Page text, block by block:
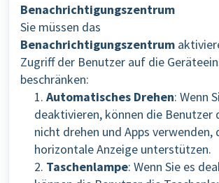
Benachrichtigungszentrum
Sie müssen das
Benachrichtigungszentrum
Zugriff der Benutzer auf die
beschränken:
1. Automatisches Drehen: Wenn
deaktivieren, können die Benutzer
nicht drehen und Apps verwenden,
horizontale Anzeige unterstützen.
2. Taschenlampe: Wenn Sie es